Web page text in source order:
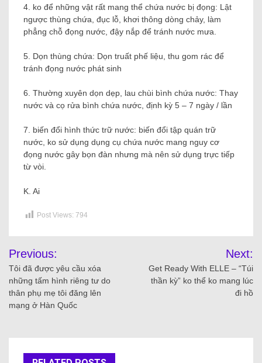
4. ko để những vật rất mang thể chứa nước bị đọng: Lật
ngược thùng chứa, đục lỗ, khơi thông dòng chảy, làm
phẳng chỗ đọng nước, đậy nắp để tránh nước mưa.
5. Dọn thùng chứa: Dọn truất phế liệu, thu gom rác để
tránh đọng nước phát sinh
6. Thường xuyên dọn dẹp, lau chùi bình chứa nước: Thay
nước và cọ rửa bình chứa nước, định kỳ 5 – 7 ngày / lần
7. biến đổi hình thức trữ nước: biến đổi tập quán trữ
nước, ko sử dụng dụng cụ chứa nước mang nguy cơ
đọng nước gây bọn đàn nhưng mà nên sử dụng trực tiếp
từ vòi.
K. Ai
Post Views: 794
Previous:
Tôi đã được yêu cầu xóa
những tấm hình riêng tư do
thân phụ mẹ tôi đăng lên
mạng ở Hàn Quốc
Next:
Get Ready With ELLE – “Túi
thần kỳ” ko thể ko mang lúc
đi hồ